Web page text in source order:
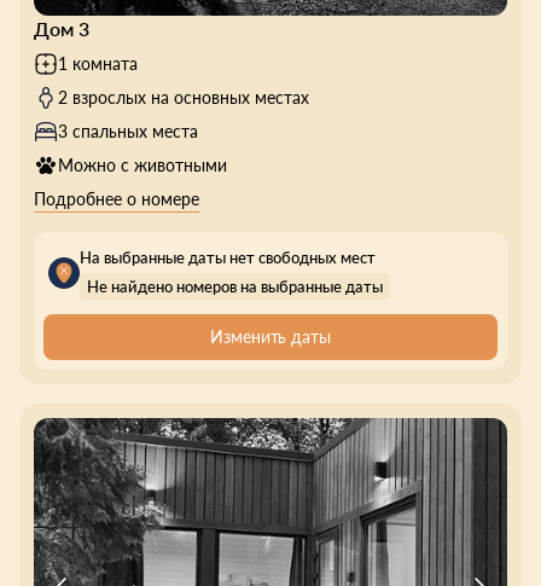
Дом 3
1 комната
2 взрослых на основных местах
3 спальных места
Можно с животными
Подробнее о номере
На выбранные даты нет свободных мест
Не найдено номеров на выбранные даты
Изменить даты